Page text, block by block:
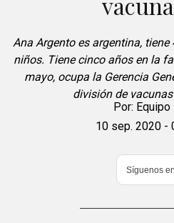
Ana Argento es argentina,
niños. Tiene cinco años en la
mayo, ocupa la Gerencia
división de
Por: Equipo
10 sep. 2020 -
Síguenos en